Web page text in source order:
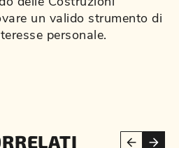
un valido strumento di
personale.